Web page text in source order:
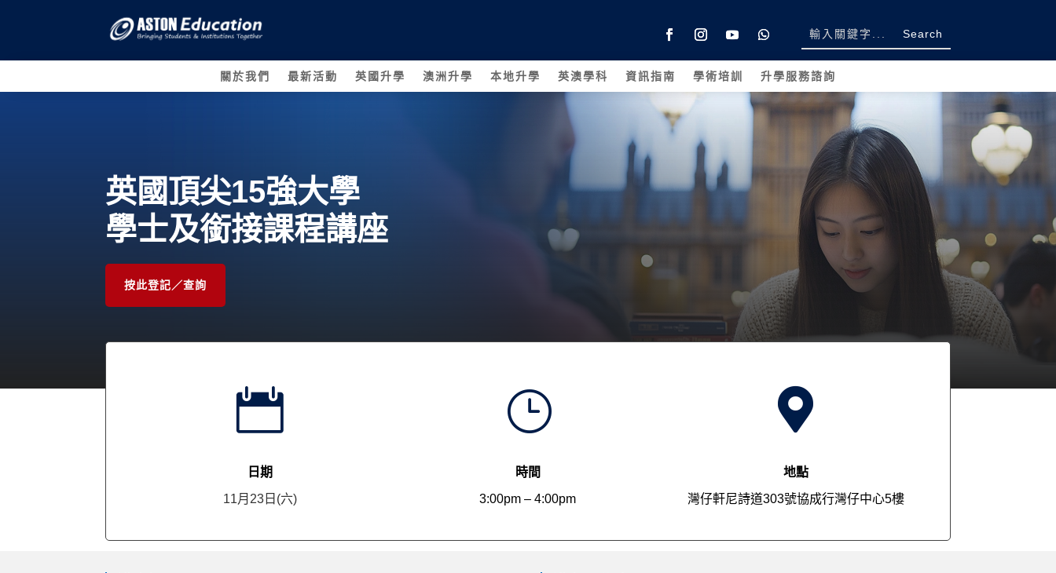
關於我們 最新活動 英國升學 澳洲升學 本地升學 英澳學科 資訊指南 學術培訓 升學服務諮詢
英國頂尖15強大學
學士及銜接課程講座
按此登記／查詢

日期
11月23日(六)
}
時間
3:00pm – 4:00pm

地點
灣仔軒尼詩道303號協成行灣仔中心5樓